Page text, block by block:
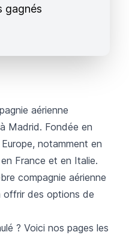
gagnés
aérienne
Madrid. Fondée en
notamment en
France et en Italie.
compagnie aérienne
offrir des options de
? Voici nos pages les